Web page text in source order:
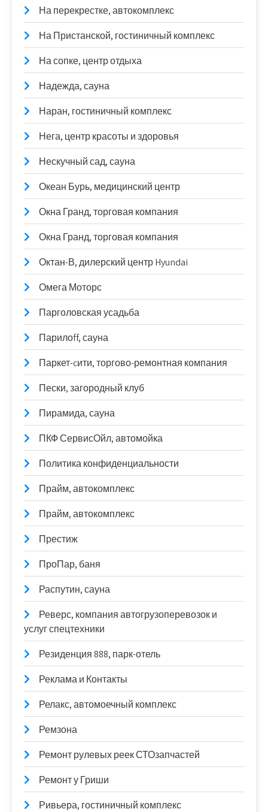
На перекрестке, автокомплекс
На Пристанской, гостиничный комплекс
На сопке, центр отдыха
Надежда, сауна
Наран, гостиничный комплекс
Нега, центр красоты и здоровья
Нескучный сад, сауна
Океан Бурь, медицинский центр
Окна Гранд, торговая компания
Окна Гранд, торговая компания
Октан-В, дилерский центр Hyundai
Омега Моторс
Парголовская усадьба
Парилоff, сауна
Паркет-cити, торгово-ремонтная компания
Пески, загородный клуб
Пирамида, сауна
ПКФ СервисОйл, автомойка
Политика конфиденциальности
Прайм, автокомплекс
Прайм, автокомплекс
Престиж
ПроПар, баня
Распутин, сауна
Реверс, компания автогрузоперевозок и
услуг спецтехники
Резиденция 888, парк-отель
Реклама и Контакты
Релакс, автомоечный комплекс
Ремзона
Ремонт рулевых реек СТОзапчастей
Ремонт у Гриши
Ривьера, гостиничный комплекс